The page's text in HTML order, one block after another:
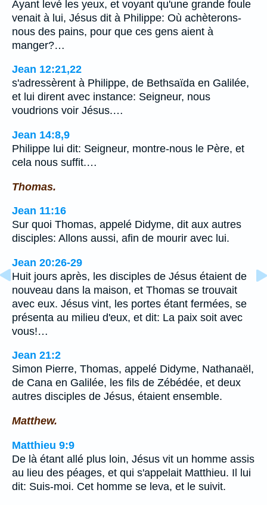
Ayant levé les yeux, et voyant qu'une grande foule
venait à lui, Jésus dit à Philippe: Où achèterons-
nous des pains, pour que ces gens aient à
manger?…
Jean 12:21,22
s'adressèrent à Philippe, de Bethsaïda en Galilée,
et lui dirent avec instance: Seigneur, nous
voudrions voir Jésus.…
Jean 14:8,9
Philippe lui dit: Seigneur, montre-nous le Père, et
cela nous suffit.…
Thomas.
Jean 11:16
Sur quoi Thomas, appelé Didyme, dit aux autres
disciples: Allons aussi, afin de mourir avec lui.
Jean 20:26-29
Huit jours après, les disciples de Jésus étaient de
nouveau dans la maison, et Thomas se trouvait
avec eux. Jésus vint, les portes étant fermées, se
présenta au milieu d'eux, et dit: La paix soit avec
vous!…
Jean 21:2
Simon Pierre, Thomas, appelé Didyme, Nathanaël,
de Cana en Galilée, les fils de Zébédée, et deux
autres disciples de Jésus, étaient ensemble.
Matthew.
Matthieu 9:9
De là étant allé plus loin, Jésus vit un homme assis
au lieu des péages, et qui s'appelait Matthieu. Il lui
dit: Suis-moi. Cet homme se leva, et le suivit.